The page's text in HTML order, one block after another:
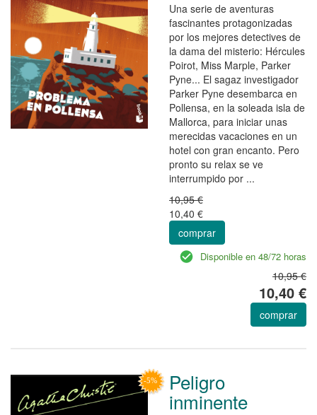
Una serie de aventuras
fascinantes protagonizadas
por los mejores detectives de
la dama del misterio: Hércules
Poirot, Miss Marple, Parker
Pyne... El sagaz investigador
Parker Pyne desembarca en
Pollensa, en la soleada isla de
Mallorca, para iniciar unas
merecidas vacaciones en un
hotel con gran encanto. Pero
pronto su relax se ve
interrumpido por ...
10,95 €
10,40 €
comprar
Disponible en 48/72 horas
10,95 €
10,40 €
comprar
Peligro
inminente